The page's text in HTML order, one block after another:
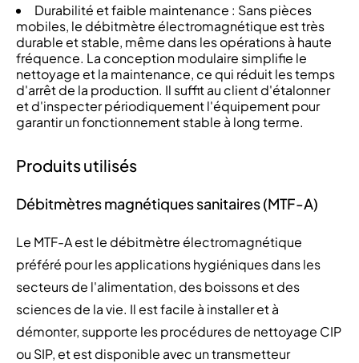
Durabilité et faible maintenance : Sans pièces
mobiles, le débitmètre électromagnétique est très
durable et stable, même dans les opérations à haute
fréquence. La conception modulaire simplifie le
nettoyage et la maintenance, ce qui réduit les temps
d'arrêt de la production. Il suffit au client d'étalonner
et d'inspecter périodiquement l'équipement pour
garantir un fonctionnement stable à long terme.
Produits utilisés
Débitmètres magnétiques sanitaires (MTF-A)
Le MTF-A est le débitmètre électromagnétique
préféré pour les applications hygiéniques dans les
secteurs de l'alimentation, des boissons et des
sciences de la vie. Il est facile à installer et à
démonter, supporte les procédures de nettoyage CIP
ou SIP, et est disponible avec un transmetteur